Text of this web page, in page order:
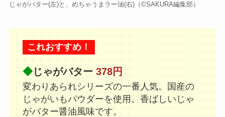
じゃがバター(左)と、めちゃうまラー油(右)（©️SAKURA編集部）
これおすすめ！
◆じゃがバター 378円
変わりあられシリーズの一番人気。国産の
じゃがいもパウダーを使用。香ばしいじゃ
がバター醤油風味です。